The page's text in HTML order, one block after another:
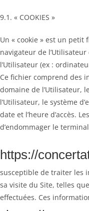
9.1. « COOKIES »
Un « cookie » est un petit
navigateur de
l’Utilisateur (ex :
Ce fichier comprend des
domaine de l’Utilisateur,
l’Utilisateur, le système
date et l’heure d’accès.
d’endommager le
https://
susceptible de traiter les
sa visite du Site, telles
effectuées. Ces